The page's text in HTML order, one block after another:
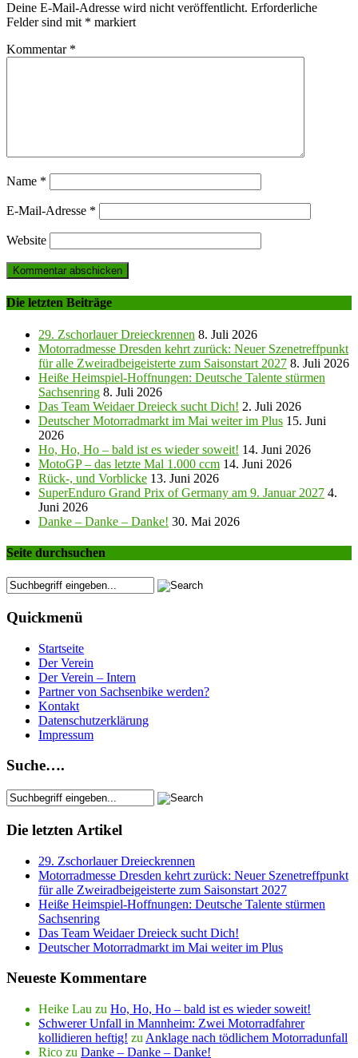
Deine E-Mail-Adresse wird nicht veröffentlicht. Erforderliche
Felder sind mit * markiert
Kommentar *
Name *
E-Mail-Adresse *
Website
Die letzten Beiträge
29. Zschorlauer Dreieckrennen 8. Juli 2026
Motorradmesse Dresden kehrt zurück: Neuer Szenetreffpunkt
für alle Zweiradbeigeisterte zum Saisonstart 2027 8. Juli 2026
Heiße Heimspiel-Hoffnungen: Deutsche Talente stürmen
Sachsenring 8. Juli 2026
Das Team Weidaer Dreieck sucht Dich! 2. Juli 2026
Deutscher Motorradmarkt im Mai weiter im Plus 15. Juni
2026
Ho, Ho, Ho – bald ist es wieder soweit! 14. Juni 2026
MotoGP – das letzte Mal 1.000 ccm 14. Juni 2026
Rück-, und Vorblicke 13. Juni 2026
SuperEnduro Grand Prix of Germany am 9. Januar 2027 4.
Juni 2026
Danke – Danke – Danke! 30. Mai 2026
Seite durchsuchen
Quickmenü
Startseite
Der Verein
Der Verein – Intern
Partner von Sachsenbike werden?
Kontakt
Datenschutzerklärung
Impressum
Suche….
Die letzten Artikel
29. Zschorlauer Dreieckrennen
Motorradmesse Dresden kehrt zurück: Neuer Szenetreffpunkt
für alle Zweiradbeigeisterte zum Saisonstart 2027
Heiße Heimspiel-Hoffnungen: Deutsche Talente stürmen
Sachsenring
Das Team Weidaer Dreieck sucht Dich!
Deutscher Motorradmarkt im Mai weiter im Plus
Neueste Kommentare
Heike Lau zu Ho, Ho, Ho – bald ist es wieder soweit!
Schwerer Unfall in Mannheim: Zwei Motorradfahrer
kollidieren heftig! zu Anklage nach tödlichem Motorradunfall
Rico zu Danke – Danke – Danke!